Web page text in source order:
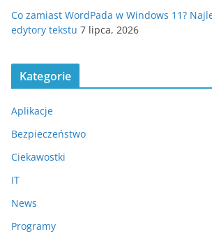
Co zamiast WordPada w Windows 11?
edytory tekstu 7 lipca, 2026
Kategorie
Aplikacje
Bezpieczeństwo
Ciekawostki
IT
News
Programy